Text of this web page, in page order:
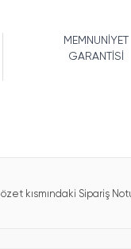
MEMNUNİYET
GARANTİSİ
kısmındaki Sipariş